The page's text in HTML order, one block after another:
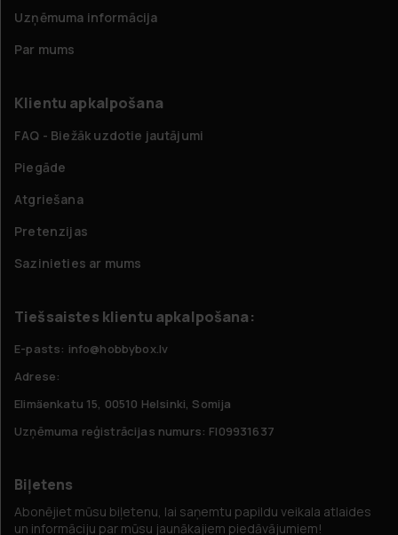
Uzņēmuma informācija
Par mums
Klientu apkalpošana
FAQ - Biežāk uzdotie jautājumi
Piegāde
Atgriešana
Pretenzijas
Sazinieties ar mums
Tiešsaistes klientu apkalpošana:
E-pasts: info@hobbybox.lv
Adrese:
Elimäenkatu 15, 00510 Helsinki, Somija
Uzņēmuma reģistrācijas numurs: FI09931637
Biļetens
Abonējiet mūsu biļetenu, lai saņemtu papildu veikala atlaides
un informāciju par mūsu jaunākajiem piedāvājumiem!